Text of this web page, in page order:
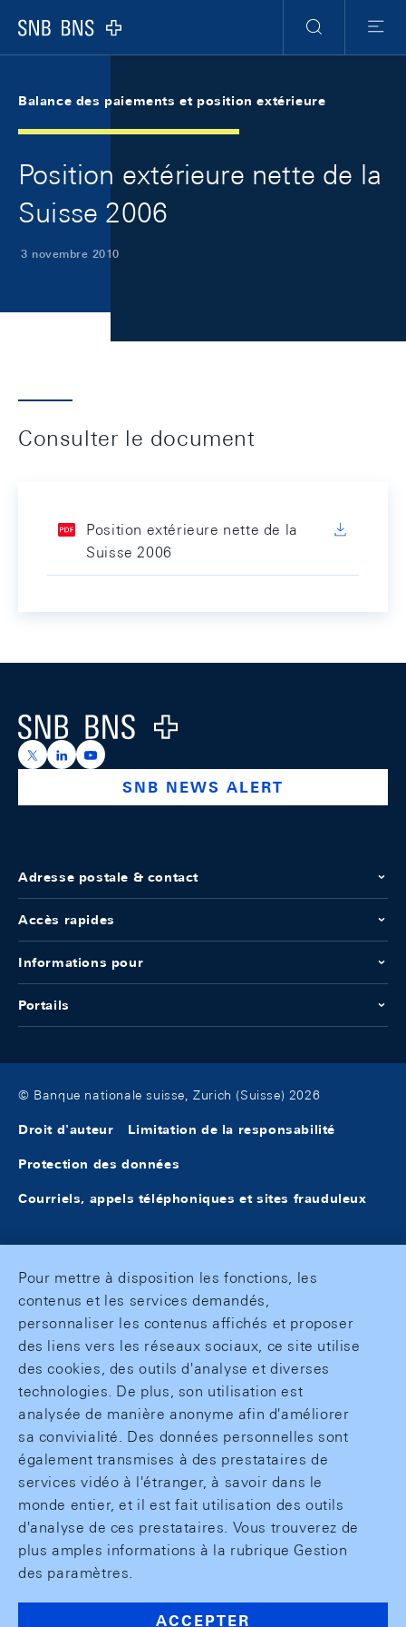
Logo
RechercheMenu
Balance des paiements et position extérieure
Position extérieure nette de la
Suisse 2006
3 novembre 2010
Consulter le document
Position extérieure nette de la
Suisse 2006
Logo
https://x.com/snb_bns
https://ch.linkedin.com/company/swiss-national-
https://www.youtube.com/@swissnationalbank
SNB NEWS ALERT
Adresse postale & contact
Accès rapides
Informations pour
Portails
© Banque nationale suisse, Zurich (Suisse) 2026
Droit d'auteur Limitation de la responsabilité
Protection des données
Courriels, appels téléphoniques et sites frauduleux
Pour mettre à disposition les fonctions, les
contenus et les services demandés,
personnaliser les contenus affichés et proposer
des liens vers les réseaux sociaux, ce site utilise
des cookies, des outils d'analyse et diverses
technologies. De plus, son utilisation est
analysée de manière anonyme afin d'améliorer
sa convivialité. Des données personnelles sont
également transmises à des prestataires de
services vidéo à l'étranger, à savoir dans le
monde entier, et il est fait utilisation des outils
d'analyse de ces prestataires. Vous trouverez de
plus amples informations à la rubrique Gestion
des paramètres.
ACCEPTER